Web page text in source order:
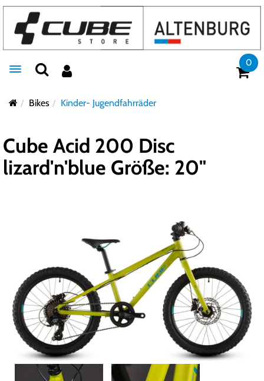
Toggle navigation
0
Bikes Kinder- Jugendfahrräder
Cube Acid 200 Disc
lizard'n'blue Größe: 20"